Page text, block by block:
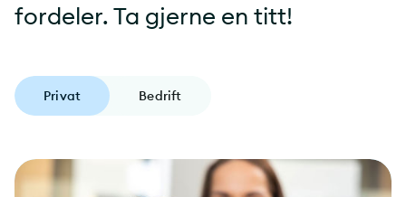
fordeler. Ta gjerne en titt!
Privat Bedrift